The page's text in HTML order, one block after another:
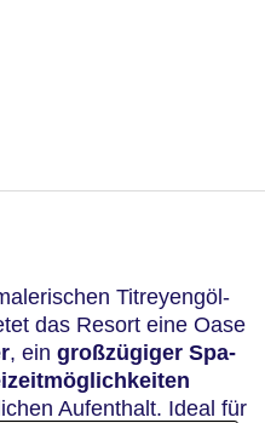
Titreyengöl-
das Resort eine Oase
, ein großzügiger Spa-
Aufenthalt. Ideal für